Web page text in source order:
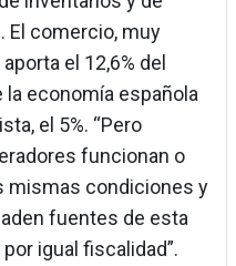
El comercio, muy
el 12,6% del
la economía española
el 5%. “Pero
funcionan o
mismas condiciones y
fuentes de esta
igual fiscalidad”.